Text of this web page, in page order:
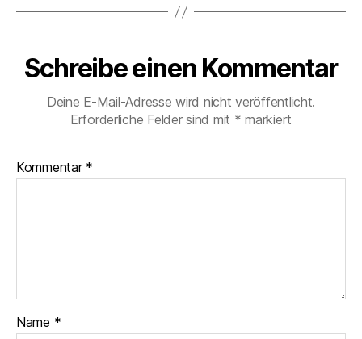
Schreibe einen Kommentar
Deine E-Mail-Adresse wird nicht veröffentlicht.
Erforderliche Felder sind mit * markiert
Kommentar *
Name *